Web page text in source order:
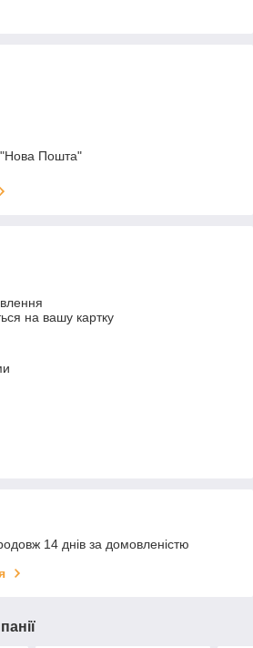
"Нова Пошта"
на вашу картку
14 днів за домовленістю